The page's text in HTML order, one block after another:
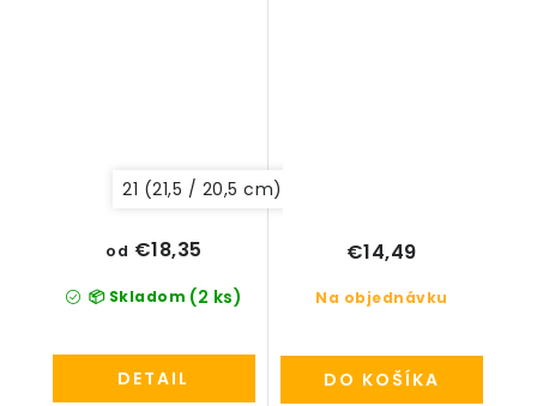
21 (21,5 / 20,5 cm)
📦 Skladom (2 ks)
od €18,35
DETAIL
Na objednávku
€14,49
DO KOŠÍKA